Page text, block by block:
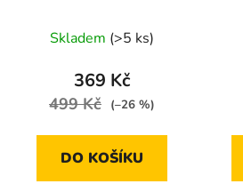
Skladem (>5 ks)
369 Kč
499 Kč (–26 %)
DO KOŠÍKU